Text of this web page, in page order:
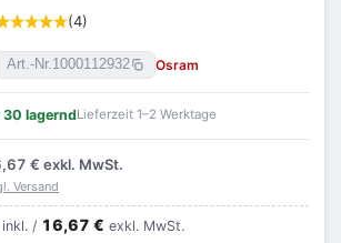
(4)
Art.-Nr.1000112932 Osram
30 lagerndLieferzeit 1–2 Werktage
€ exkl. MwSt.
Versand
inkl. / 16,67 € exkl. MwSt.